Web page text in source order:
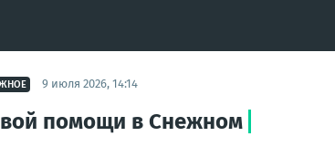
9 июля 2026, 14:14
помощи в Снежном